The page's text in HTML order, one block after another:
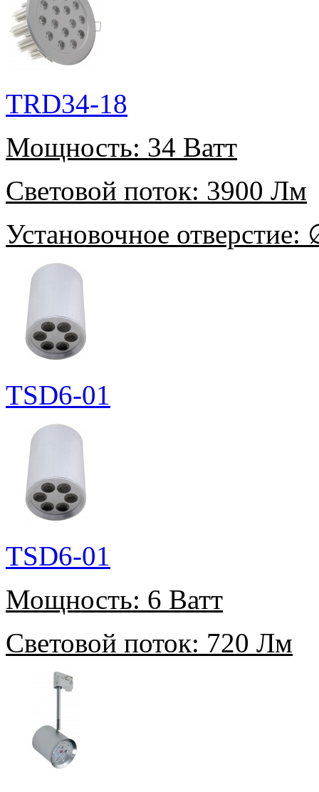
TRD34-18
Мощность: 34 Ватт
Световой поток: 3900 Лм
Установочное отверстие:
TSD6-01
TSD6-01
Мощность: 6 Ватт
Световой поток: 720 Лм